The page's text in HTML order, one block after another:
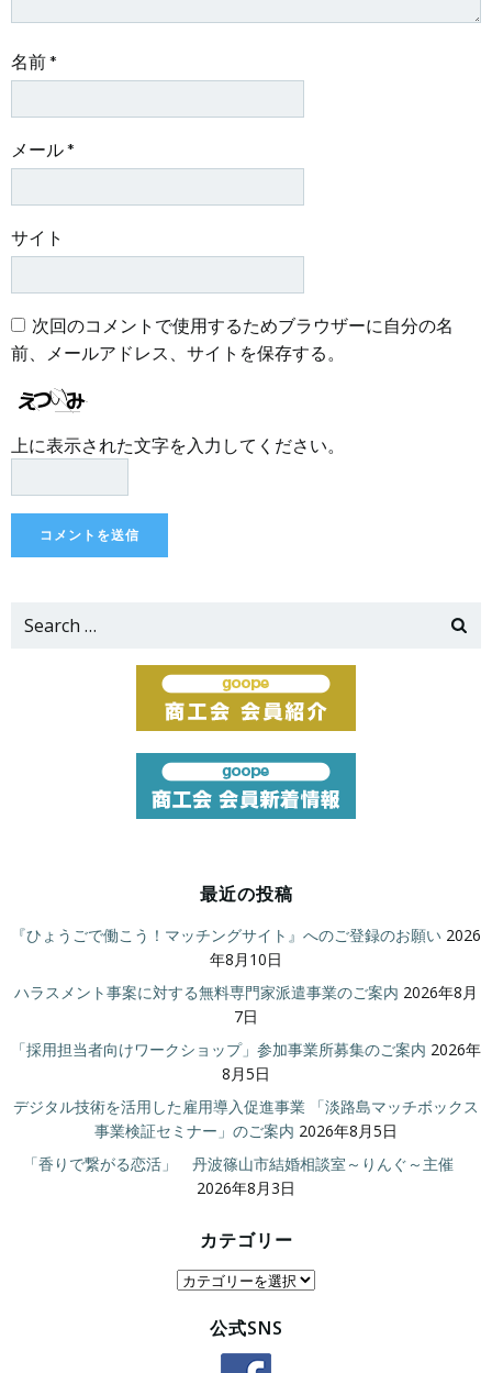
名前*
メール*
サイト
次回のコメントで使用するためブラウザーに自分の名
前、メールアドレス、サイトを保存する。
上に表示された文字を入力してください。
Search
最近の投稿
『ひょうごで働こう！マッチングサイト』へのご登録のお願い 2026
年8月10日
ハラスメント事案に対する無料専門家派遣事業のご案内 2026年8月
7日
「採用担当者向けワークショップ」参加事業所募集のご案内 2026年
8月5日
デジタル技術を活用した雇用導入促進事業 「淡路島マッチボックス
事業検証セミナー」のご案内 2026年8月5日
「香りで繋がる恋活」 丹波篠山市結婚相談室～りんぐ～主催
2026年8月3日
カテゴリー
カ
公式SNS